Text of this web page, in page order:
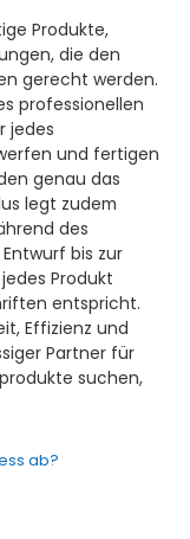
Produkte,
die den
gerecht werden.
professionellen
jedes
und fertigen
genau das
legt zudem
des
bis zur
Produkt
entspricht.
Effizienz und
Partner für
suchen,
ab?